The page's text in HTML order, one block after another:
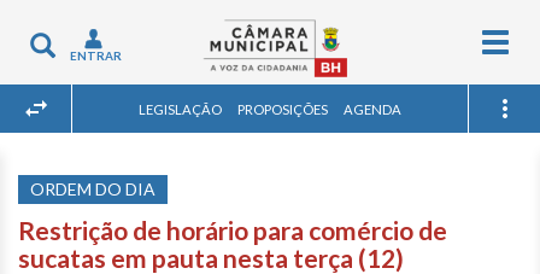
Toggle
navigation
ENTRAR
LEGISLAÇÃO PROPOSIÇÕES AGENDA
ORDEM DO DIA
Restrição de horário para comércio de
sucatas em pauta nesta terça (12)